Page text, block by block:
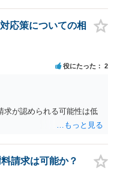
は限らず、事前同意を取得
る、又は本人のアカウント
なりすまし購入・転売が行
ではありません。しか
一致を検出しても販売を
不正への対策を怠ったとし
認められる可能性があり
なく、必要な方向性です。
ゲスト購入の廃止は購入者
人であることまでは確認
動レビューは特に重要で
けでなく、原則として販売
レンジック透かしは転売
や同意前の公開自体を防ぐ
応策についての相
役にたった 2
求が認められる可能性は低
請求は可能か？